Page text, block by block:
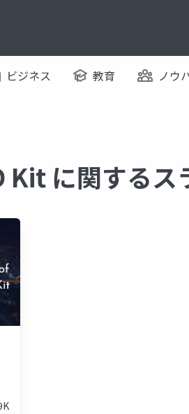
ビジネス 教育 ノウ
Kit に関するス